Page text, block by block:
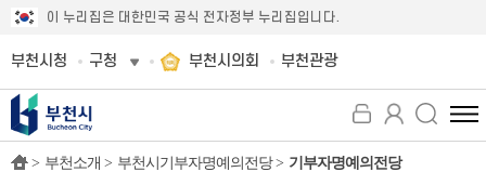
이 누리집은 대한민국 공식 전자정부 누리집입니다.
부천시청 구청 부천시의회 부천관광
전
체
> 부천소개 > 부천시기부자명예의전당 > 기부자명예의전당